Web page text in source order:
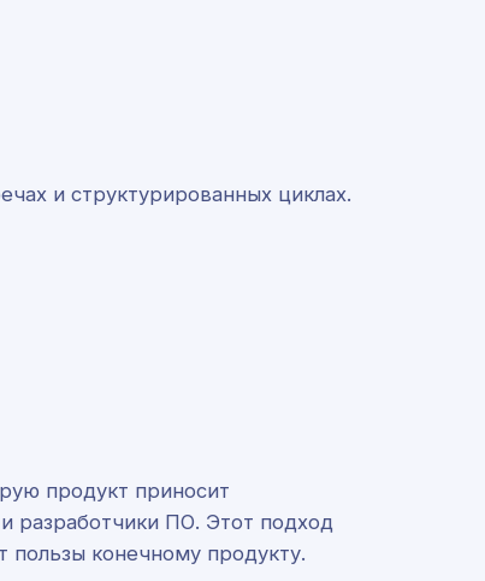
и структурированных циклах.
продукт приносит
разработчики ПО. Этот подход
пользы конечному продукту.